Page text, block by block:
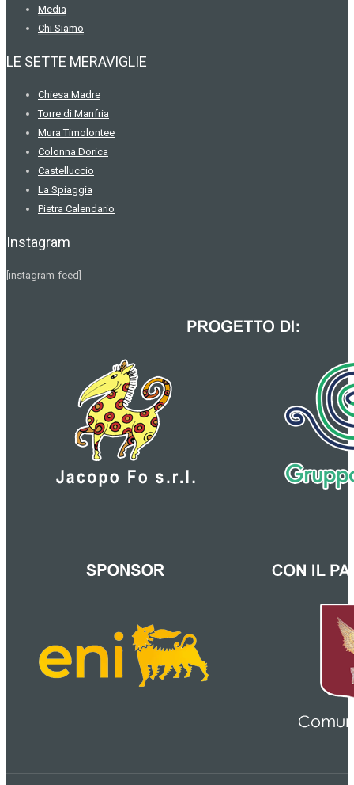
Media
Chi Siamo
LE SETTE MERAVIGLIE
Chiesa Madre
Torre di Manfria
Mura Timolontee
Colonna Dorica
Castelluccio
La Spiaggia
Pietra Calendario
Instagram
[instagram-feed]